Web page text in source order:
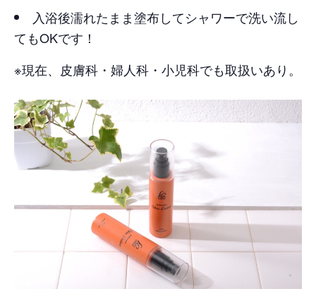
入浴後濡れたまま塗布してシャワーで洗い流し
てもOKです！
※現在、皮膚科・婦人科・小児科でも取扱いあり。